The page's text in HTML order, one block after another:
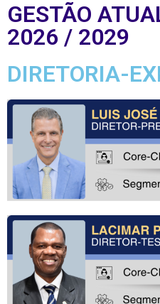
GESTÃO
2026 / 2029
DIRETORIA-